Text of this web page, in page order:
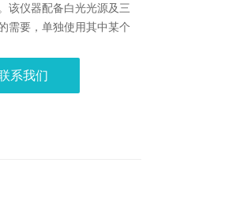
该仪器配备白光光源及三
需要，单独使用其中某个
系我们